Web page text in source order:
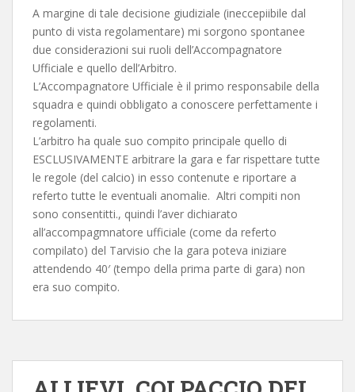
A margine di tale decisione giudiziale (ineccepiibile dal
punto di vista regolamentare) mi sorgono spontanee
due considerazioni sui ruoli dell’Accompagnatore
Ufficiale e quello dell’Arbitro.
L’Accompagnatore Ufficiale è il primo responsabile della
squadra e quindi obbligato a conoscere perfettamente i
regolamenti.
L’arbitro ha quale suo compito principale quello di
ESCLUSIVAMENTE arbitrare la gara e far rispettare tutte
le regole (del calcio) in esso contenute e riportare a
referto tutte le eventuali anomalie. Altri compiti non
sono consentitti., quindi l’aver dichiarato
all’accompagmnatore ufficiale (come da referto
compilato) del Tarvisio che la gara poteva iniziare
attendendo 40′ (tempo della prima parte di gara) non
era suo compito.